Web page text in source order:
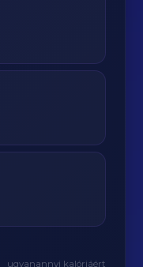
ugyanannyi kalóriáért